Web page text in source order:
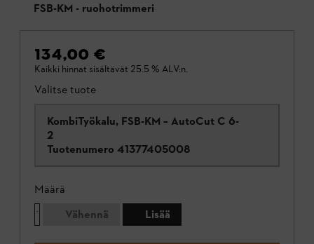
FSB-KM - ruohotrimmeri
134,00 €
Kaikki hinnat sisältävät 25.5 % ALV:n.
Valitse tuote
KombiTyökalu, FSB-KM – AutoCut C 6-
2
Tuotenumero 41377405008
Määrä
Vähennä
Lisää